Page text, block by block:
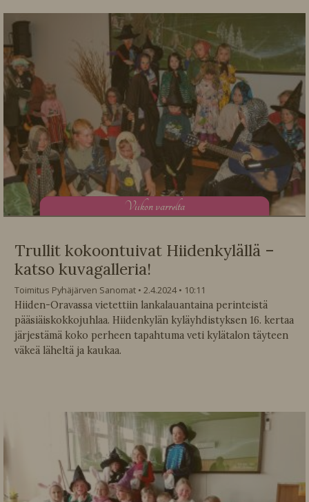
Viikon varrelta
Trullit kokoontuivat Hiidenkylällä –
katso kuvagalleria!
Toimitus Pyhäjärven Sanomat 2.4.2024
10:11
Hiiden-Oravassa vietettiin lankalauantaina perinteistä
pääsiäiskokkojuhlaa. Hiidenkylän kyläyhdistyksen 16. kertaa
järjestämä koko perheen tapahtuma veti kylätalon täyteen
väkeä läheltä ja kaukaa.